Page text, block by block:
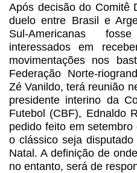
Após decisão do Comitê
duelo entre Brasil e
Sul-Americanas
interessados em
movimentações nos
Federação Norte-
Zé Vanildo, terá reunião
presidente interino da
Futebol (CBF), Ednaldo
pedido feito em
o clássico seja
Natal. A definição de
no entanto, será de